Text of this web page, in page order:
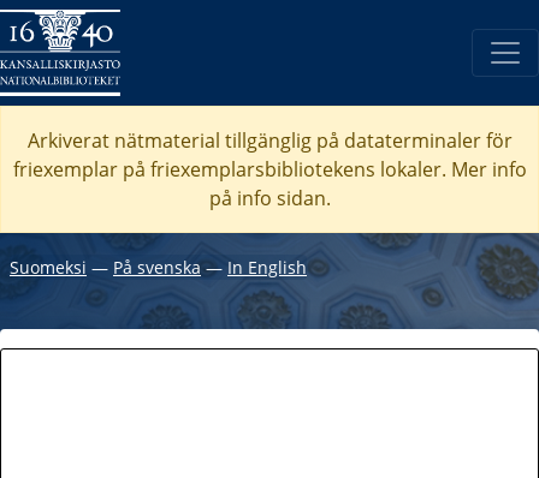
Arkiverat nätmaterial tillgänglig på dataterminaler för
friexemplar på friexemplarsbibliotekens lokaler. Mer info
på info sidan.
Suomeksi ― På svenska ― In English